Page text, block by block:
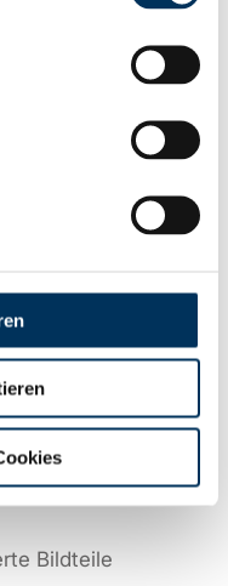
u. v. m.
nicht mochte, wird
Bildteile